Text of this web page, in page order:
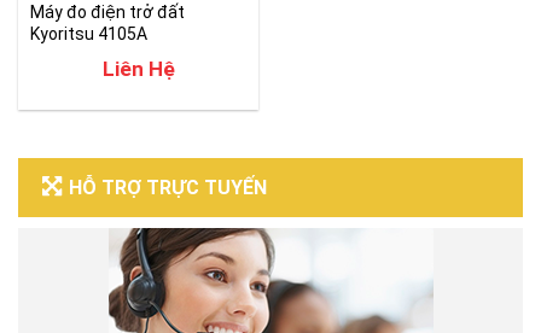
HỖ TRỢ TRỰC TUYẾN
Máy đo điện trở đất
Kyoritsu 4105A
Liên Hệ